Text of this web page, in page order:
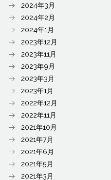
2024年3月
2024年2月
2024年1月
2023年12月
2023年11月
2023年9月
2023年3月
2023年1月
2022年12月
2022年11月
2021年10月
2021年7月
2021年6月
2021年5月
2021年3月